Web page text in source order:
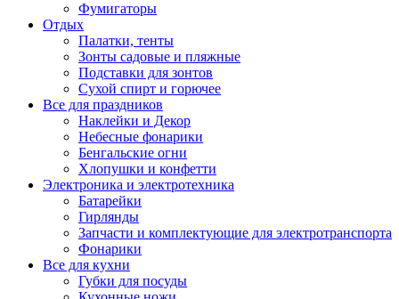
Фумигаторы
Отдых
Палатки, тенты
Зонты садовые и пляжные
Подставки для зонтов
Сухой спирт и горючее
Все для праздников
Наклейки и Декор
Небесные фонарики
Бенгальские огни
Хлопушки и конфетти
Электроника и электротехника
Батарейки
Гирлянды
Запчасти и комплектующие для электротранспорта
Фонарики
Все для кухни
Губки для посуды